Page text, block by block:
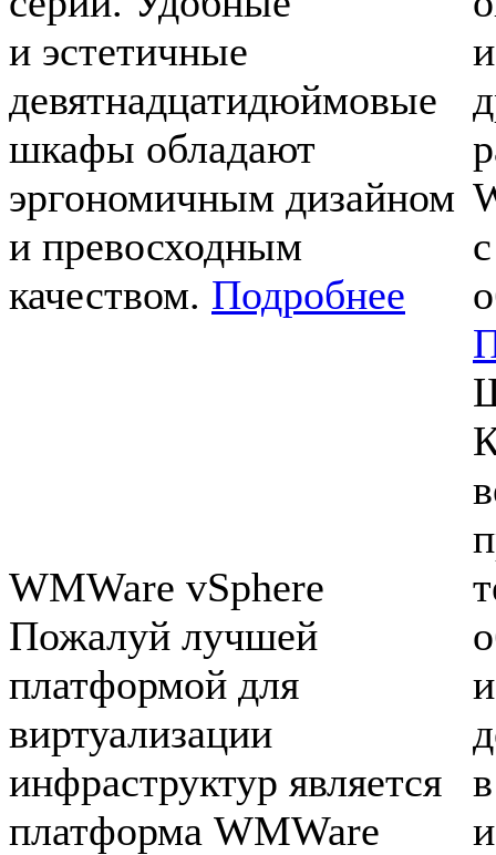
и эстетичные
девятнадцатидюймовые
шкафы обладают
эргономичным дизайном
и превосходным
качеством. Подробнее
WMWare vSphere
Пожалуй лучшей
платформой для
виртуализации
инфраструктур является
платформа WMWare